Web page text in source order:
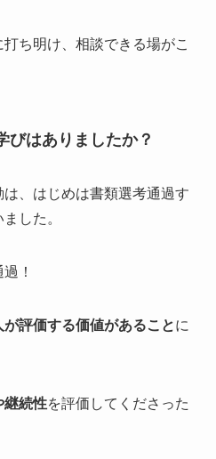
ち明け、相談できる場がこ
びはありましたか？
、はじめは書類選考通過す
した。
！
が評価する価値があることに
継続性を評価してくださった